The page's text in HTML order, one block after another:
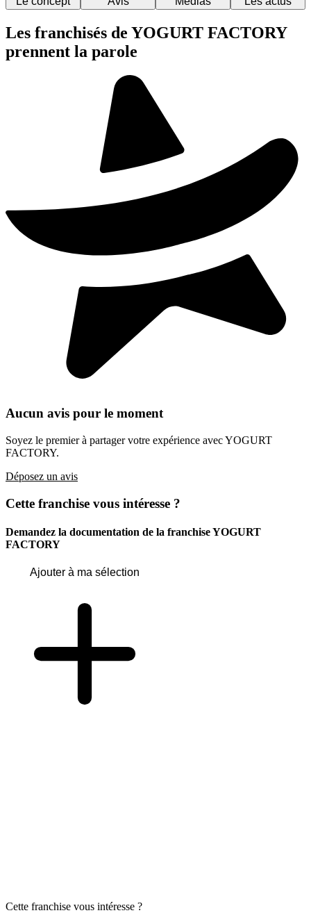
Les franchisés de YOGURT FACTORY
prennent la parole
Aucun avis pour le moment
Soyez le premier à partager votre expérience avec YOGURT
FACTORY.
Déposez un avis
Cette franchise vous intéresse ?
Demandez la documentation de la franchiseYOGURT
FACTORY
Ajouter à ma sélection
Cette franchise vous intéresse ?